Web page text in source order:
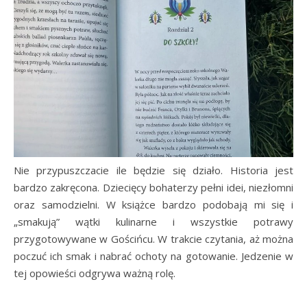
Nie przypuszczacie ile będzie się działo. Historia jest
bardzo zakręcona. Dziecięcy bohaterzy pełni idei, niezłomni
oraz samodzielni. W książce bardzo podobają mi się i
„smakują” wątki kulinarne i wszystkie potrawy
przygotowywane w Gościńcu. W trakcie czytania, aż można
poczuć ich smak i nabrać ochoty na gotowanie. Jedzenie w
tej opowieści odgrywa ważną rolę.